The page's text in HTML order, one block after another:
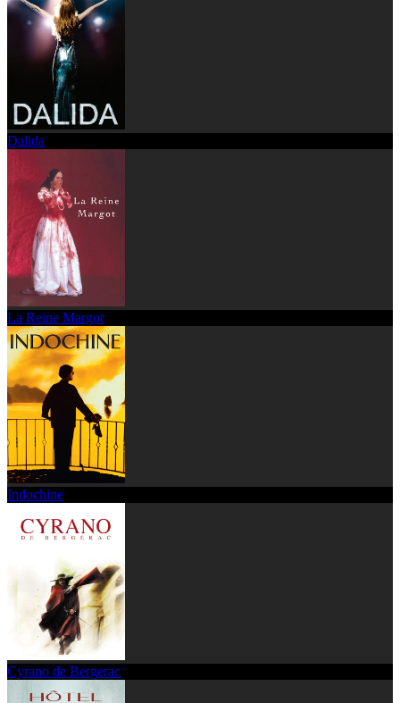
Dalida
La Reine Margot
Indochine
Cyrano de Bergerac